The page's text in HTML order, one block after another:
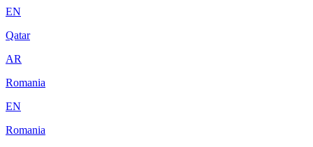
EN
Qatar
AR
Romania
EN
Romania